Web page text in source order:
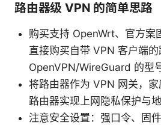
路由器级 VPN 的简单思路
购买支持 OpenWrt、官方案
直接购买自带 VPN 客户端
OpenVPN/WireGuard 的型
将路由器作为 VPN 网关，
路由器实现上网隐私保护与地
注意安全设置：强口令、固